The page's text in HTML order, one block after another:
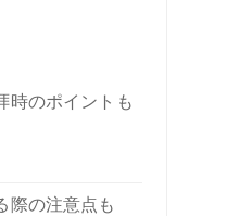
時のポイントも
際の注意点も